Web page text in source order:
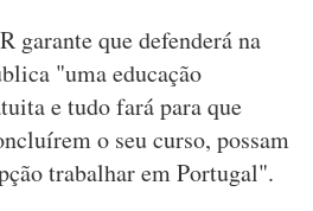
garante que defenderá na
"uma educação
e tudo fará para que
o seu curso, possam
trabalhar em Portugal".